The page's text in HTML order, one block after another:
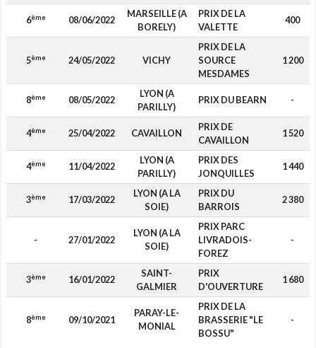
6ème 08/06/2022
MARSEILLE (A
BORELY)
PRIX DE LA
VALETTE
400
5ème 24/05/2022 VICHY
PRIX DE LA
SOURCE
MESDAMES
1 200
8ème 08/05/2022
LYON (A
PARILLY)
PRIX DU BEARN -
4ème 25/04/2022 CAVAILLON
PRIX DE
CAVAILLON
1 520
4ème 11/04/2022
LYON (A
PARILLY)
PRIX DES
JONQUILLES
1 440
3ème 17/03/2022
LYON (A LA
SOIE)
PRIX DU
BARROIS
2 380
- 27/01/2022
LYON (A LA
SOIE)
PRIX PARC
LIVRADOIS-
FOREZ
-
3ème 16/01/2022
SAINT-
GALMIER
PRIX
D'OUVERTURE
1 680
8ème 09/10/2021
PARAY-LE-
MONIAL
PRIX DE LA
BRASSERIE "LE
BOSSU"
-